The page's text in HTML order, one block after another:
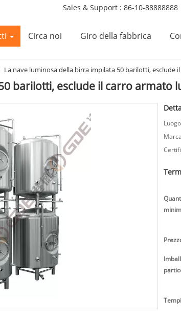
Sales & Support : 86-10-88888888
Circa noi Giro della fabbrica
La nave luminosa della birra impilata 50 barilotti, esclude
barilotti, esclude il carro armato